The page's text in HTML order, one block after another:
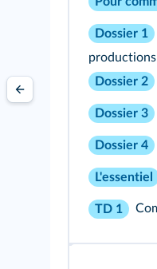
Dossier 1
productions
Dossier 2
Dossier 3
Dossier 4
L'essentiel
TD 1